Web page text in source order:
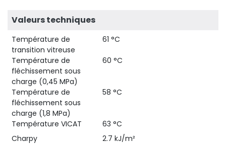
Valeurs techniques
Température de
transition vitreuse
61 °C
Température de
fléchissement sous
charge (0,45 MPa)
60 °C
Température de
fléchissement sous
charge (1,8 MPa)
58 °C
Température VICAT
63 °C
Charpy
2.7 kJ/m²